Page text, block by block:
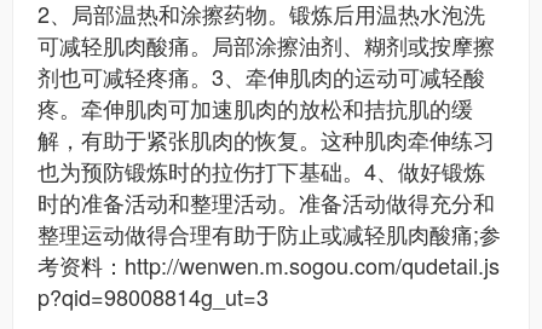
2、局部温热和涂擦药物。锻炼后用温热水泡洗
可减轻肌肉酸痛。局部涂擦油剂、糊剂或按摩擦
剂也可减轻疼痛。3、牵伸肌肉的运动可减轻酸
疼。牵伸肌肉可加速肌肉的放松和拮抗肌的缓
解，有助于紧张肌肉的恢复。这种肌肉牵伸练习
也为预防锻炼时的拉伤打下基础。4、做好锻炼
时的准备活动和整理活动。准备活动做得充分和
整理运动做得合理有助于防止或减轻肌肉酸痛;参
考资料：http://wenwen.m.sogou.com/qudetail.js
p?qid=98008814g_ut=3